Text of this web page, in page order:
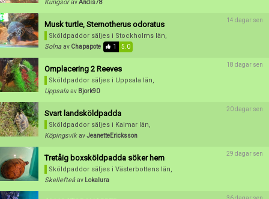
Kungsör avAndis78
Musk turtle, Sternotherus odoratus
Sköldpaddor säljes i Stockholms län,
Solna av Chapapote 1 5.0
14 dagar sen
Omplacering 2 Reeves
Sköldpaddor säljes i Uppsala län,
Uppsala av Bjork90
18 dagar sen
Svart landsköldpadda
Sköldpaddor säljes i Kalmar län,
Köpingsvik avJeanetteEricksson
20 dagar sen
Tretåig boxsköldpadda söker hem
Sköldpaddor säljes i Västerbottens län,
Skellefteå av Lokalura
29 dagar sen